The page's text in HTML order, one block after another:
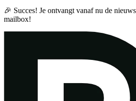
🎉 Succes! Je ontvangt vanaf nu de
mailbox!